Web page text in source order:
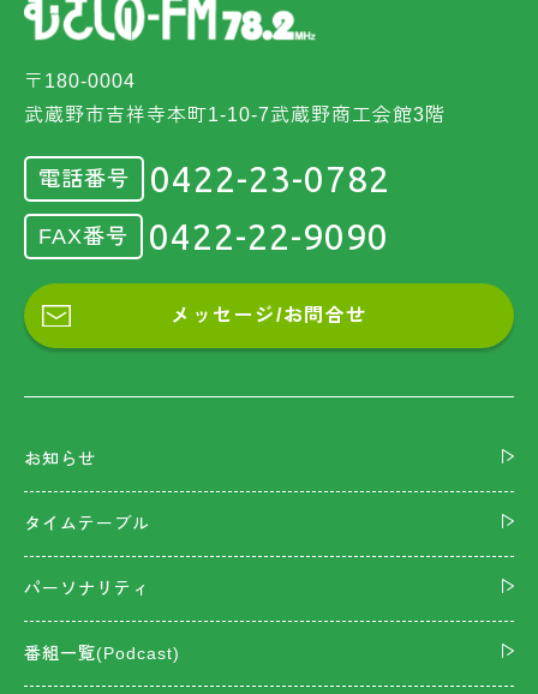
〒180-0004
武蔵野市吉祥寺本町1-10-7武蔵野商工会館3階
電話番号 0422-23-0782
FAX番号 0422-22-9090
メッセージ/お問合せ
お知らせ
タイムテーブル
パーソナリティ
番組一覧(Podcast)